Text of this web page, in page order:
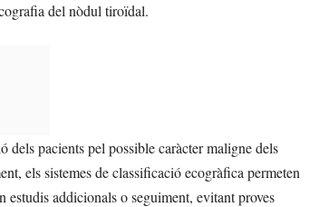
del nòdul tiroïdal.
dels pacients pel possible caràcter maligne dels
els sistemes de classificació ecogràfica permeten
addicionals o seguiment, evitant proves